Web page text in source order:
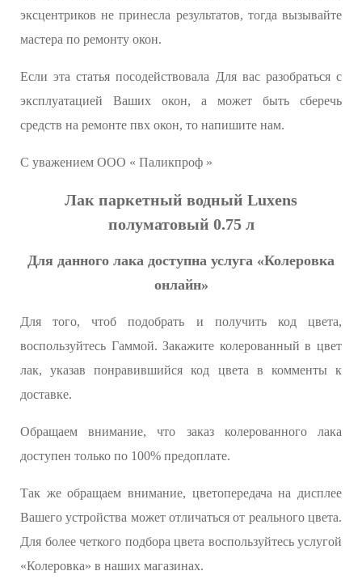
эксцентриков не принесла результатов, тогда вызывайте
мастера по ремонту окон.
Если эта статья посодействовала Для вас разобраться с
эксплуатацией Ваших окон, а может быть сберечь
средств на ремонте пвх окон, то напишите нам.
С уважением ООО « Паликпроф »
Лак паркетный водный Luxens
полуматовый 0.75 л
Для данного лака доступна услуга «Колеровка
онлайн»
Для того, чтоб подобрать и получить код цвета,
воспользуйтесь Гаммой. Закажите колерованный в цвет
лак, указав понравившийся код цвета в комменты к
доставке.
Обращаем внимание, что заказ колерованного лака
доступен только по 100% предоплате.
Так же обращаем внимание, цветопередача на дисплее
Вашего устройства может отличаться от реального цвета.
Для более четкого подбора цвета воспользуйтесь услугой
«Колеровка» в наших магазинах.